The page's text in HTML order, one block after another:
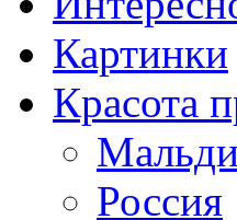
Картинки
Красота
Россия